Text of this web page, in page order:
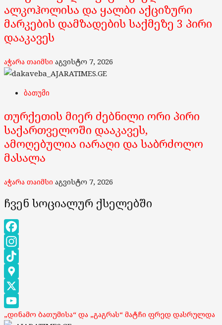
ალკოჰოლისა და ყალბი აქციზური
მარკების დამზადების საქმეზე 3 პირი
დააკავეს
აჭარა თაიმსი აგვისტო 7, 2026
ბათუმი
თურქეთის მიერ ძებნილი ორი პირი
საქართველოში დააკავეს,
ამოღებულია იარაღი და საბრძოლო
მასალა
აჭარა თაიმსი აგვისტო 7, 2026
ჩვენ სოციალურ ქსელებში
Facebook
Instagram
TikTok
Google
Maps
X
YouTube
„დინამო ბათუმისა“ და „გაგრას“ მატჩი ფრედ დასრულდა